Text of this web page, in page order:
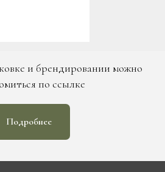
и брендировании можно
по ссылке
Подробнее